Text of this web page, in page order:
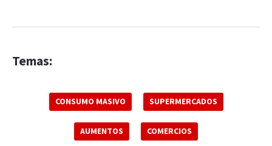
Temas:
CONSUMO MASIVO SUPERMERCADOS
AUMENTOS COMERCIOS